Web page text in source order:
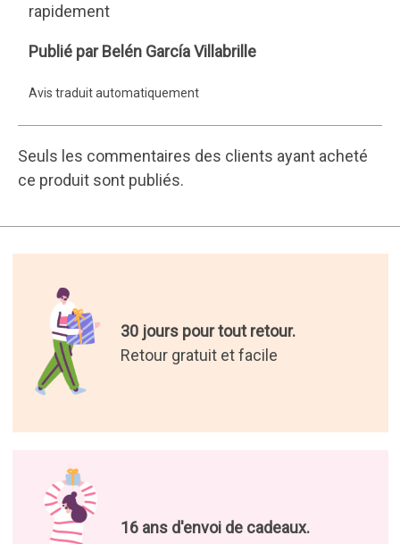
rapidement
Belén
Villabrille
Publié par Belén García Villabrille
Avis traduit automatiquement
Seuls les commentaires des clients ayant acheté
ce produit sont publiés.
30 jours pour tout retour.
Retour gratuit et facile
16 ans d'envoi de cadeaux.